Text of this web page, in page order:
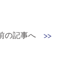
の記事へ